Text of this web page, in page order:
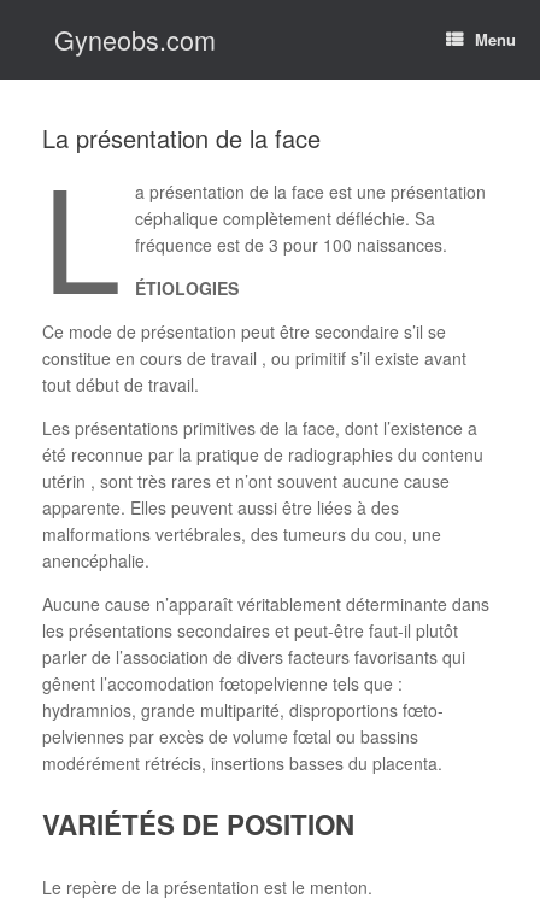
Gyneobs.com Menu
La présentation de la face
L
a présentation de la face est une présentation
céphalique complètement défléchie. Sa
fréquence est de 3 pour 100 naissances.
ÉTIOLOGIES
Ce mode de présentation peut être secondaire s’il se
constitue en cours de travail , ou primitif s’il existe avant
tout début de travail.
Les présentations primitives de la face, dont l’existence a
été reconnue par la pratique de radiographies du contenu
utérin , sont très rares et n’ont souvent aucune cause
apparente. Elles peuvent aussi être liées à des
malformations vertébrales, des tumeurs du cou, une
anencéphalie.
Aucune cause n’apparaît véritablement déterminante dans
les présentations secondaires et peut-être faut-il plutôt
parler de l’association de divers facteurs favorisants qui
gênent l’accomodation fœtopelvienne tels que :
hydramnios, grande multiparité, disproportions fœto-
pelviennes par excès de volume fœtal ou bassins
modérément rétrécis, insertions basses du placenta.
VARIÉTÉS DE POSITION
Le repère de la présentation est le menton.